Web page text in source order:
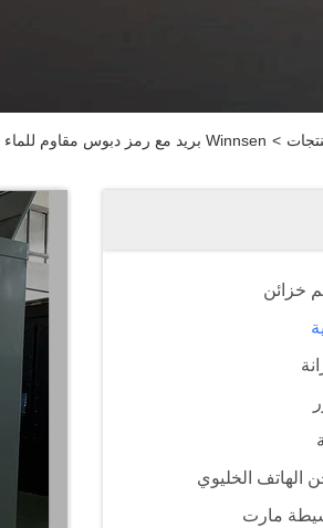
> Winnsen بريد مع رمز دبوس مقاوم للماء الخزانة الذاتية لالتقاط الشاشة اللمسية التسليم الرقمي الطرد الخزانة الذكية القفل الذكي
خزائن
الخليوي
مارت